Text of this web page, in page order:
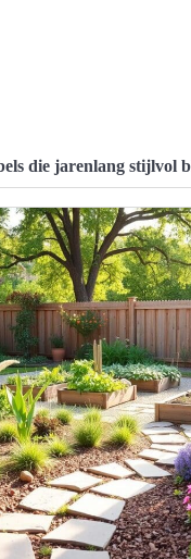
die jarenlang stijlvol